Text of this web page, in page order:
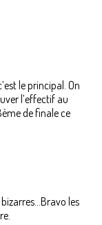
le principal. On
l’effectif au
de finale ce
les